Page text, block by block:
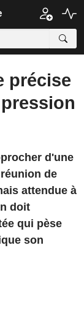
précise
d'une
de
attendue à
doit
qui pèse
son